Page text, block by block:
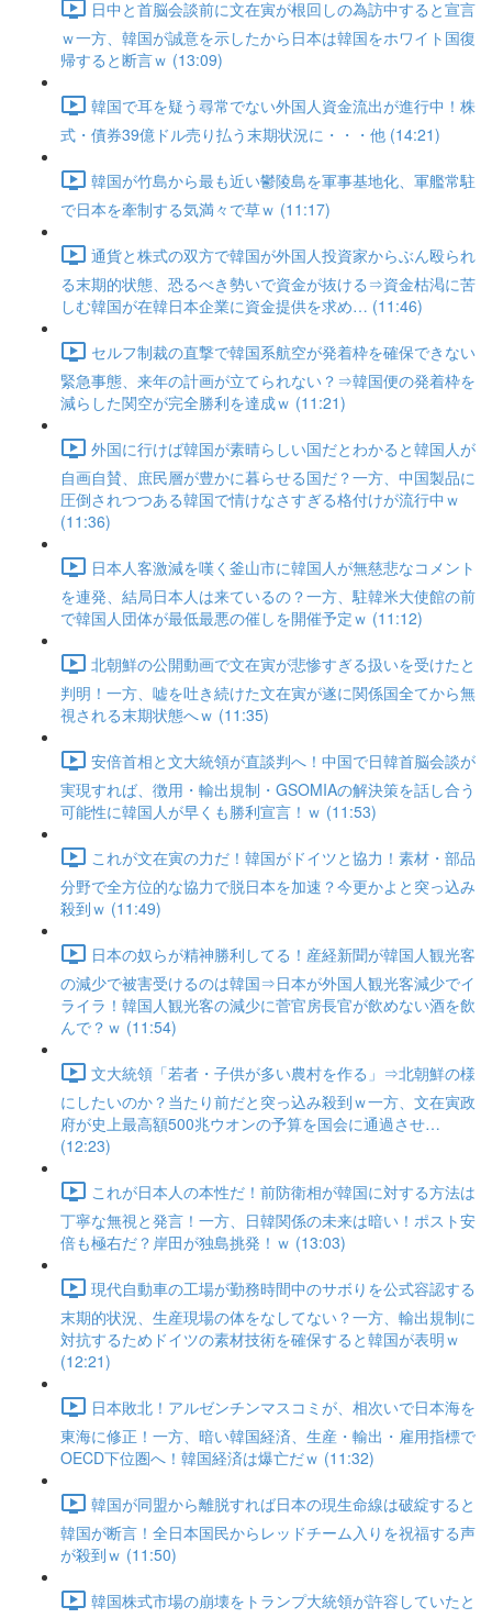
日中と首脳会談前に文在寅が根回しの為訪中すると宣言
ｗ一方、韓国が誠意を示したから日本は韓国をホワイト国復
帰すると断言ｗ (13:09)
韓国で耳を疑う尋常でない外国人資金流出が進行中！株
式・債券39億ドル売り払う末期状況に・・・他 (14:21)
韓国が竹島から最も近い鬱陵島を軍事基地化、軍艦常駐
で日本を牽制する気満々で草ｗ (11:17)
通貨と株式の双方で韓国が外国人投資家からぶん殴られ
る末期的状態、恐るべき勢いで資金が抜ける⇒資金枯渇に苦
しむ韓国が在韓日本企業に資金提供を求め… (11:46)
セルフ制裁の直撃で韓国系航空が発着枠を確保できない
緊急事態、来年の計画が立てられない？⇒韓国便の発着枠を
減らした関空が完全勝利を達成ｗ (11:21)
外国に行けば韓国が素晴らしい国だとわかると韓国人が
自画自賛、庶民層が豊かに暮らせる国だ？一方、中国製品に
圧倒されつつある韓国で情けなさすぎる格付けが流行中ｗ
(11:36)
日本人客激減を嘆く釜山市に韓国人が無慈悲なコメント
を連発、結局日本人は来ているの？一方、駐韓米大使館の前
で韓国人団体が最低最悪の催しを開催予定ｗ (11:12)
北朝鮮の公開動画で文在寅が悲惨すぎる扱いを受けたと
判明！一方、嘘を吐き続けた文在寅が遂に関係国全てから無
視される末期状態へｗ (11:35)
安倍首相と文大統領が直談判へ！中国で日韓首脳会談が
実現すれば、徴用・輸出規制・GSOMIAの解決策を話し合う
可能性に韓国人が早くも勝利宣言！ｗ (11:53)
これが文在寅の力だ！韓国がドイツと協力！素材・部品
分野で全方位的な協力で脱日本を加速？今更かよと突っ込み
殺到ｗ (11:49)
日本の奴らが精神勝利してる！産経新聞が韓国人観光客
の減少で被害受けるのは韓国⇒日本が外国人観光客減少でイ
ライラ！韓国人観光客の減少に菅官房長官が飲めない酒を飲
んで？ｗ (11:54)
文大統領「若者・子供が多い農村を作る」⇒北朝鮮の様
にしたいのか？当たり前だと突っ込み殺到ｗ一方、文在寅政
府が史上最高額500兆ウオンの予算を国会に通過させ…
(12:23)
これが日本人の本性だ！前防衛相が韓国に対する方法は
丁寧な無視と発言！一方、日韓関係の未来は暗い！ポスト安
倍も極右だ？岸田が独島挑発！ｗ (13:03)
現代自動車の工場が勤務時間中のサボりを公式容認する
末期的状況、生産現場の体をなしてない？一方、輸出規制に
対抗するためドイツの素材技術を確保すると韓国が表明ｗ
(12:21)
日本敗北！アルゼンチンマスコミが、相次いで日本海を
東海に修正！一方、暗い韓国経済、生産・輸出・雇用指標で
OECD下位圏へ！韓国経済は爆亡だｗ (11:32)
韓国が同盟から離脱すれば日本の現生命線は破綻すると
韓国が断言！全日本国民からレッドチーム入りを祝福する声
が殺到ｗ (11:50)
韓国株式市場の崩壊をトランプ大統領が許容していたと